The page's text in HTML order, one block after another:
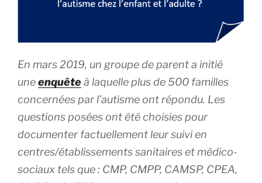
En mars 2019, un groupe de parent a initié
uneenquêteà laquelle plus de 500 familles
concernées par l’autisme ont répondu. Les
questions posées ont été choisies pour
documenter factuellement leur suivi en
centres/établissements sanitaires et médico-
sociaux tels que : CMP, CMPP, CAMSP, CPEA,